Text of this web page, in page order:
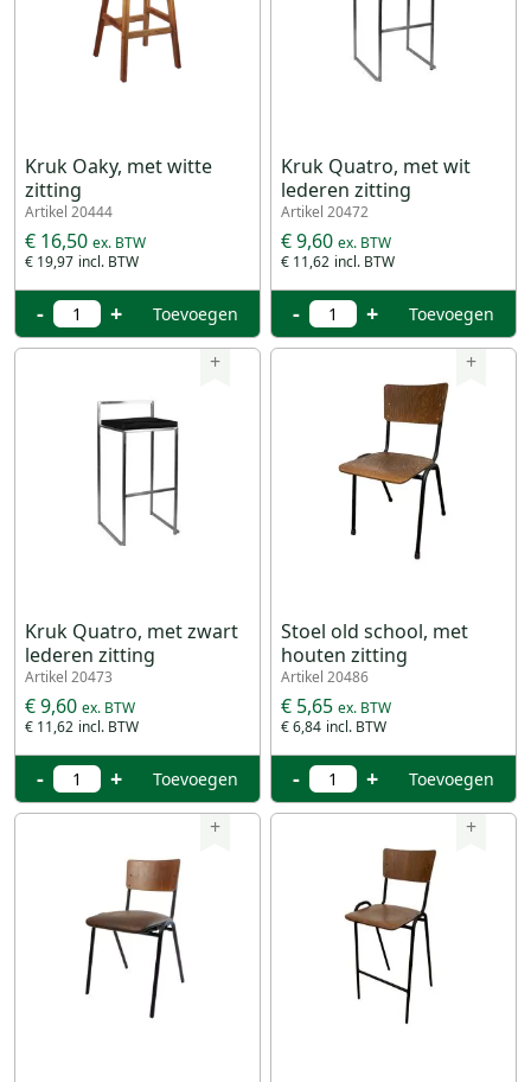
Kruk Oaky, met witte
zitting
Artikel 20444
€ 19,97
€ 16,50
- + Toevoegen
Kruk Quatro, met wit
lederen zitting
Artikel 20472
€ 11,62
€ 9,60
- + Toevoegen
+
Kruk Quatro, met zwart
lederen zitting
Artikel 20473
€ 11,62
€ 9,60
- + Toevoegen
+
Stoel old school, met
houten zitting
Artikel 20486
€ 6,84
€ 5,65
- + Toevoegen
+ +